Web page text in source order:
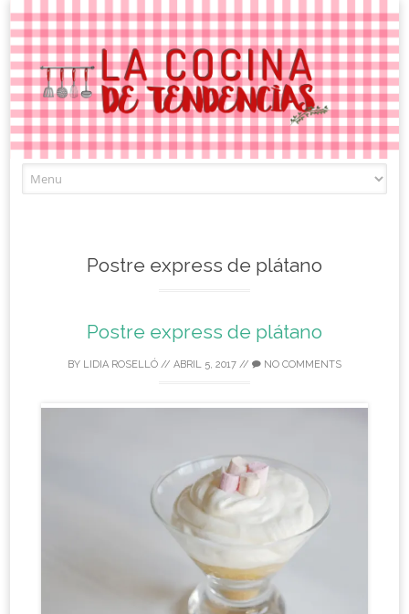
to
Postre express de plátano
Postre express de plátano
BY LIDIA ROSELLÓ // ABRIL 5, 2017 // NO COMMENTS